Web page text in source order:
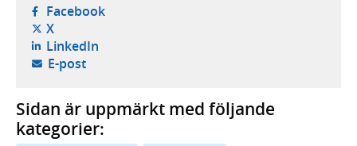
Facebook- öppnas i ny flik, extern webbplats,
X- öppnas i ny flik, extern webbplats,
LinkedIn- öppnas i ny flik, extern webbplats,
E-post- öppnar din e-postklient,
Sidan är uppmärkt med följande
kategorier: